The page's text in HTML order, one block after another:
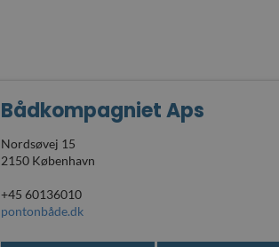
Bådkompagniet Aps
Nordsøvej 15
2150 København
+45 60136010
pontonbåde.dk